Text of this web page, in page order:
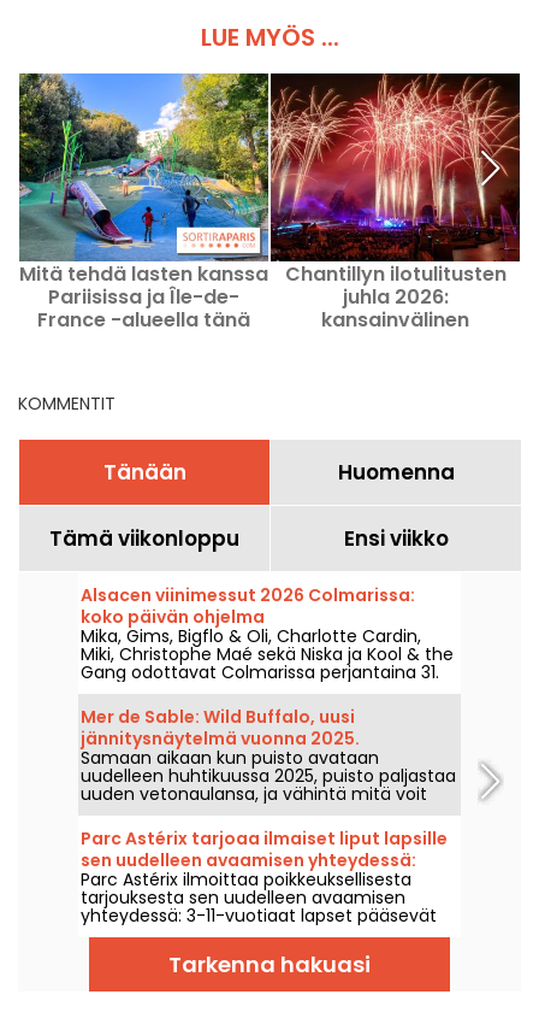
LUE MYÖS ...
Mitä tehdä lasten kanssa
Pariisissa ja Île-de-
France -alueella tänä
Chantillyn ilotulitusten
juhla 2026:
kansainvälinen
KOMMENTIT
Tänään Huomenna
Tämä viikonloppu Ensi viikko
Alsacen viinimessut 2026 Colmarissa:
koko päivän ohjelma
Mika, Gims, Bigflo & Oli, Charlotte Cardin,
Miki, Christophe Maé sekä Niska ja Kool & the
Gang odottavat Colmarissa perjantaina 31.
heinäkuuta – sunnuntaina 9. elokuuta 2026
järjestettävien Alsacen viinimarkkinoiden
Foire Aux Vins d’Alsace -tapahtuman
yhteydessä. Tutustu päiväkohtaisesti koko
ohjelmaan!
Mer de Sable: Wild Buffalo, uusi
jännitysnäytelmä vuonna 2025.
Samaan aikaan kun puisto avataan
uudelleen huhtikuussa 2025, puisto paljastaa
uuden vetonaulansa, ja vähintä mitä voit
sanoa on, että sinun on pidettävä tiukasti
kiinni!
Parc Astérix tarjoaa ilmaiset liput lapsille
sen uudelleen avaamisen yhteydessä:
lisätietoja
Parc Astérix ilmoittaa poikkeuksellisesta
tarjouksesta sen uudelleen avaamisen
yhteydessä: 3-11-vuotiaat lapset pääsevät
sisään ilmaiseksi 7. huhtikuuta - 7.
toukokuuta 2025 aikuisen lipun ostamisen
yhteydessä. Kyseessä on loistava tarjous,
jonka pitäisi houkutella perheitä, ja
Tarkenna hakuasi